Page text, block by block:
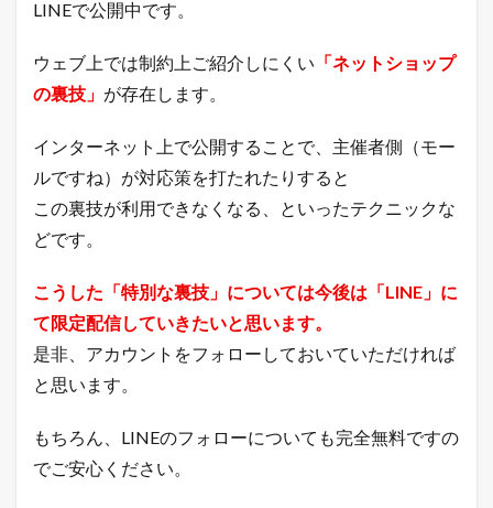
現
の
商
近
1
間
の
総
額
）
3.1
直
年
間
LINEで公開中です。
ウェブ上では制約上ご紹介しにくい 「ネットショップ
の裏技」 が存在します。
インターネット上で公開することで、主催者側（モー
ルですね）が対応策を打たれたりすると
この裏技が利用できなくなる、といったテクニックな
どです。
こうした「特別な裏技」については今後は「LINE」に
て限定配信していきたいと思います。
是非、アカウントをフォローしておいていただければ
と思います。
もちろん、LINEのフォローについても完全無料ですの
でご安心ください。